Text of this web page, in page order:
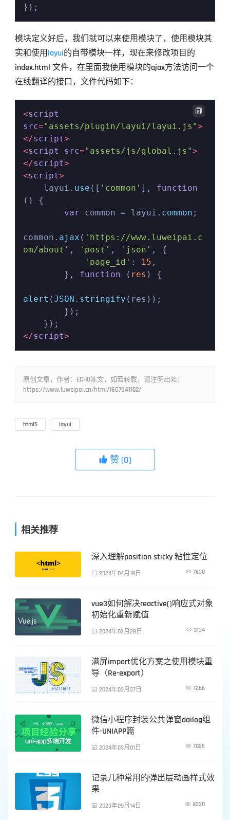
});
模块定义好后，我们就可以来使用模块了，使用模块其
实和使用layui的自带模块一样，现在来修改项目的
index.html 文件，在里面我使用模块的ajax方法访问一个
在线翻译的接口，文件代码如下：
<script
src="assets/plugin/layui/layui.js">
</script>
<script src="assets/js/global.js">
</script>
<script>
    layui.
use ([ 'common' ], function
( ) {
var common = layui. common ;
common. ajax ( 'https://www.luweipai.c
om/about' , 'post' , 'json' , {
'page_id' : 15 ,
        },
function ( res ) {
alert (JSON . stringify (res));
</script>

原创文章，作者：ECHO陈文，如若转载，请注明出处：
https://www.luweipai.cn/html/1607941152/
html5 layui
 赞(0)
相关推荐
深入理解position sticky 粘性定位
 2024年04月18日  7630
前端技术
vue3如何解决reactive()响应式对象
初始化重新赋值
 2024年03月28日  9134
前端技术
满屏import优化方案之使用模块重
导（Re-export）
 2024年03月27日  7266
前端技术
微信小程序封装公共弹窗dailog组
件-UNIAPP篇
 2024年03月01日  7825
前端技术
记录几种常用的弹出层动画样式效
果
 2023年09月14日  8230